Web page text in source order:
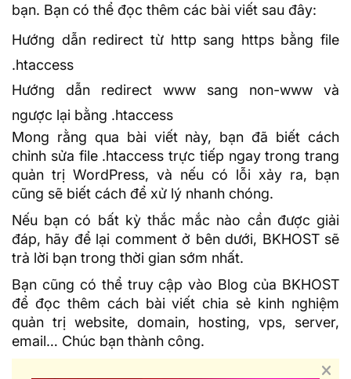
bạn. Bạn có thể đọc thêm các bài viết sau đây:
Hướng dẫn redirect từ http sang https bằng file
.htaccess
Hướng dẫn redirect www sang non-www và
ngược lại bằng .htaccess
Mong rằng qua bài viết này, bạn đã biết cách
chỉnh sửa file .htaccess trực tiếp ngay trong trang
quản trị WordPress, và nếu có lỗi xảy ra, bạn
cũng sẽ biết cách để xử lý nhanh chóng.
Nếu bạn có bất kỳ thắc mắc nào cần được giải
đáp, hãy để lại comment ở bên dưới, BKHOST sẽ
trả lời bạn trong thời gian sớm nhất.
Bạn cũng có thể truy cập vào Blog của BKHOST
để đọc thêm cách bài viết chia sẻ kinh nghiệm
quản trị website, domain, hosting, vps, server,
email… Chúc bạn thành công.